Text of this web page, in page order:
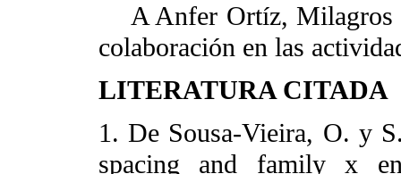
A Anfer Ortíz, Milagros
colaboración en las
LITERATURA CITADA
1. De Sousa-Vieira, O. y
spacing and family x